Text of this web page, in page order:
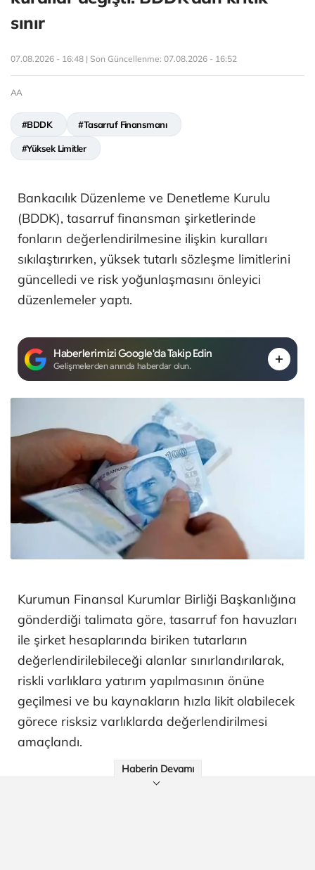
sınır
07.08.2026 - 16:48 | Son Güncellenme: 07.08.2026 - 16:52
AA
#BDDK #Tasarruf Finansmanı
#Yüksek Limitler
Bankacılık Düzenleme ve Denetleme Kurulu
(BDDK), tasarruf finansman şirketlerinde
fonların değerlendirilmesine ilişkin kuralları
sıkılaştırırken, yüksek tutarlı sözleşme limitlerini
güncelledi ve risk yoğunlaşmasını önleyici
düzenlemeler yaptı.
Haberlerimizi Google'da Takip Edin
Gelişmelerden anında haberdar olun.
Kurumun Finansal Kurumlar Birliği Başkanlığına
gönderdiği talimata göre, tasarruf fon havuzları
ile şirket hesaplarında biriken tutarların
değerlendirilebileceği alanlar sınırlandırılarak,
riskli varlıklara yatırım yapılmasının önüne
geçilmesi ve bu kaynakların hızla likit olabilecek
görece risksiz varlıklarda değerlendirilmesi
amaçlandı.
Haberin Devamı